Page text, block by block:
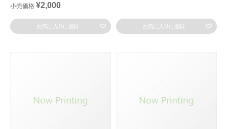
小売価格 ¥2,000
お気に入りに登録 お気に入りに登録